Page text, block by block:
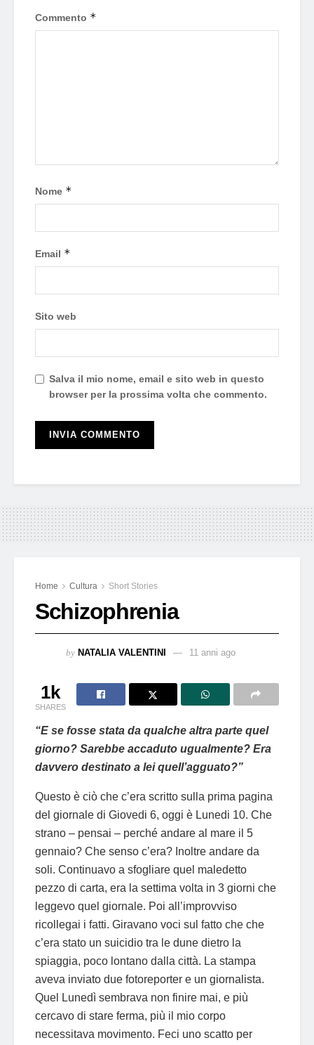
Commento *
Nome *
Email *
Sito web
Salva il mio nome, email e sito web in questo
browser per la prossima volta che commento.
Home Cultura Short Stories
Schizophrenia
by NATALIA VALENTINI 11 anni ago
1k
SHARES
“E se fosse stata da qualche altra parte quel
giorno? Sarebbe accaduto ugualmente? Era
davvero destinato a lei quell’agguato?”
Questo è ciò che c’era scritto sulla prima pagina
del giornale di Giovedi 6, oggi è Lunedi 10. Che
strano – pensai – perché andare al mare il 5
gennaio? Che senso c’era? Inoltre andare da
soli. Continuavo a sfogliare quel maledetto
pezzo di carta, era la settima volta in 3 giorni che
leggevo quel giornale. Poi all’improvviso
ricollegai i fatti. Giravano voci sul fatto che che
c’era stato un suicidio tra le dune dietro la
spiaggia, poco lontano dalla città. La stampa
aveva inviato due fotoreporter e un giornalista.
Quel Lunedì sembrava non finire mai, e più
cercavo di stare ferma, più il mio corpo
necessitava movimento. Feci uno scatto per